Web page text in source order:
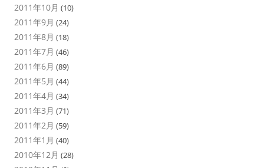
2011年10月 (10)
2011年9月 (24)
2011年8月 (18)
2011年7月 (46)
2011年6月 (89)
2011年5月 (44)
2011年4月 (34)
2011年3月 (71)
2011年2月 (59)
2011年1月 (40)
2010年12月 (28)